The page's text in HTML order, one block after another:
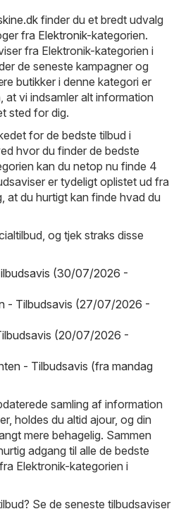
finder du et bredt udvalg
fra Elektronik-kategorien.
fra Elektronik-kategorien i
de seneste kampagner og
butikker i denne kategori er
at vi indsamler alt information
sted for dig.
for de bedste tilbud i
hvor du finder de bedste
kan du netop nu finde 4
er tydeligt oplistet ud fra
at du hurtigt kan finde hvad du
og tjek straks disse
(30/07/2026 -
- Tilbudsavis (27/07/2026 -
(20/07/2026 -
- Tilbudsavis (fra mandag
samling af information
holdes du altid ajour, og din
mere behagelig. Sammen
adgang til alle de bedste
Elektronik-kategorien i
Se de seneste tilbudsaviser